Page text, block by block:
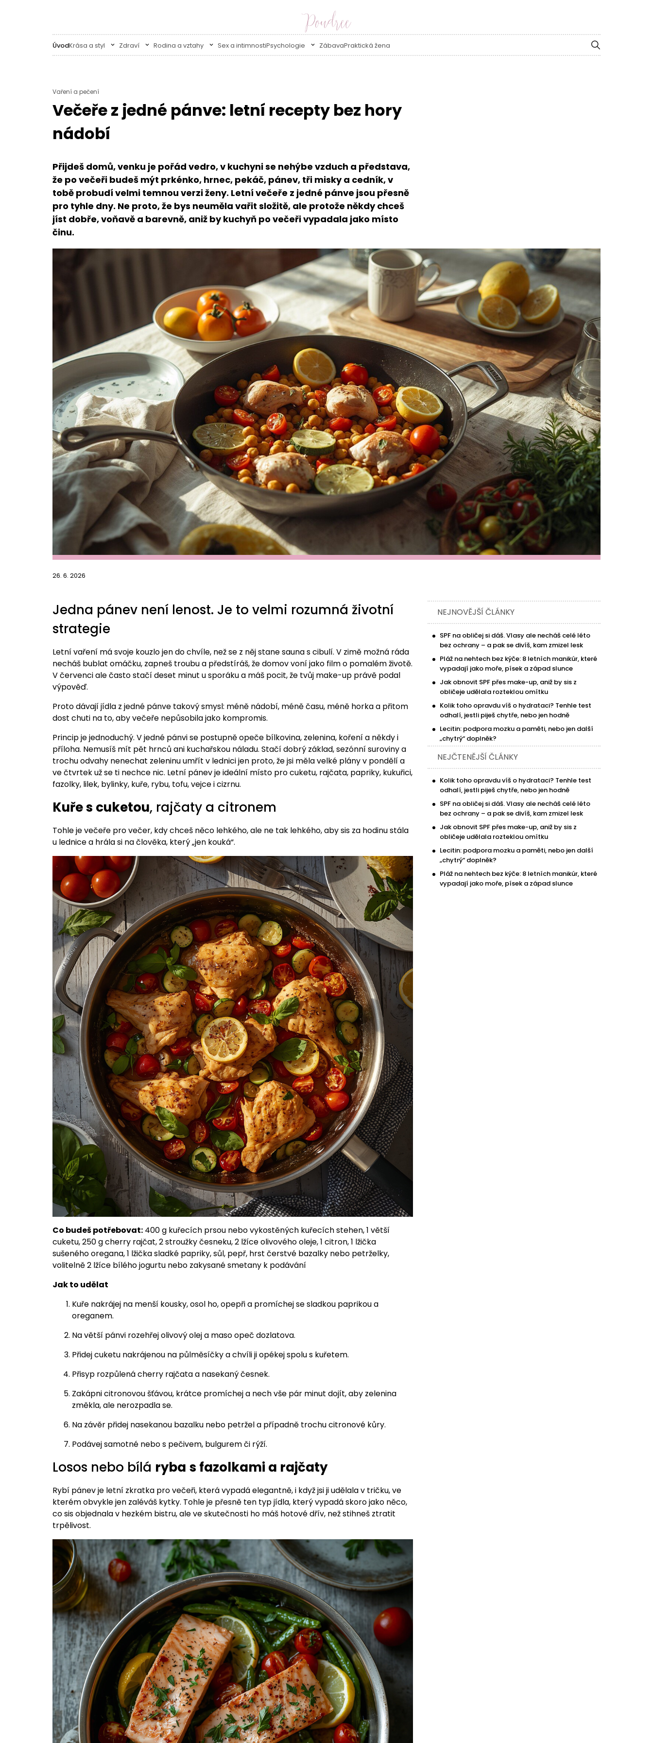
ÚvodKrása a styl Zdraví Rodina a vztahy Sex a intimnostiPsychologie ZábavaPraktická žena
Vaření a pečení
Večeře z jedné pánve: letní recepty bez hory
nádobí
Přijdeš domů, venku je pořád vedro, v kuchyni se nehýbe vzduch a představa,
že po večeři budeš mýt prkénko, hrnec, pekáč, pánev, tři misky a cedník, v
tobě probudí velmi temnou verzi ženy. Letní večeře z jedné pánve jsou přesně
pro tyhle dny. Ne proto, že bys neuměla vařit složitě, ale protože někdy chceš
jíst dobře, voňavě a barevně, aniž by kuchyň po večeři vypadala jako místo
činu.
26. 6. 2026
Jedna pánev není lenost. Je to velmi rozumná životní
strategie
Letní vaření má svoje kouzlo jen do chvíle, než se z něj stane sauna s cibulí. V zimě možná ráda
necháš bublat omáčku, zapneš troubu a předstíráš, že domov voní jako film o pomalém životě.
V červenci ale často stačí deset minut u sporáku a máš pocit, že tvůj make-up právě podal
výpověď.
Proto dávají jídla z jedné pánve takový smysl: méně nádobí, méně času, méně horka a přitom
dost chuti na to, aby večeře nepůsobila jako kompromis.
Princip je jednoduchý. V jedné pánvi se postupně opeče bílkovina, zelenina, koření a někdy i
příloha. Nemusíš mít pět hrnců ani kuchařskou náladu. Stačí dobrý základ, sezónní suroviny a
trochu odvahy nenechat zeleninu umřít v lednici jen proto, že jsi měla velké plány v pondělí a
ve čtvrtek už se ti nechce nic. Letní pánev je ideální místo pro cuketu, rajčata, papriky, kukuřici,
fazolky, lilek, bylinky, kuře, rybu, tofu, vejce i cizrnu.
Kuře s cuketou, rajčaty a citronem
Tohle je večeře pro večer, kdy chceš něco lehkého, ale ne tak lehkého, aby sis za hodinu stála
u lednice a hrála si na člověka, který „jen kouká“.
Co budeš potřebovat:400 g kuřecích prsou nebo vykostěných kuřecích stehen, 1 větší
cuketu, 250 g cherry rajčat, 2 stroužky česneku, 2 lžíce olivového oleje, 1 citron, 1 lžička
sušeného oregana, 1 lžička sladké papriky, sůl, pepř, hrst čerstvé bazalky nebo petrželky,
volitelně 2 lžíce bílého jogurtu nebo zakysané smetany k podávání
Jak to udělat
Kuře nakrájej na menší kousky, osol ho, opepři a promíchej se sladkou paprikou a
oreganem.
Na větší pánvi rozehřej olivový olej a maso opeč dozlatova.
Přidej cuketu nakrájenou na půlměsíčky a chvíli ji opékej spolu s kuřetem.
Přisyp rozpůlená cherry rajčata a nasekaný česnek.
Zakápni citronovou šťávou, krátce promíchej a nech vše pár minut dojít, aby zelenina
změkla, ale nerozpadla se.
Na závěr přidej nasekanou bazalku nebo petržel a případně trochu citronové kůry.
Podávej samotné nebo s pečivem, bulgurem či rýží.
Losos nebo bílá ryba s fazolkami a rajčaty
Rybí pánev je letní zkratka pro večeři, která vypadá elegantně, i když jsi ji udělala v tričku, ve
kterém obvykle jen zaléváš kytky. Tohle je přesně ten typ jídla, který vypadá skoro jako něco,
co sis objednala v hezkém bistru, ale ve skutečnosti ho máš hotové dřív, než stihneš ztratit
trpělivost.
NEJNOVĚJŠÍ ČLÁNKY
SPF na obličej si dáš. Vlasy ale necháš celé léto
bez ochrany – a pak se divíš, kam zmizel lesk
Pláž na nehtech bez kýče: 8 letních manikúr, které
vypadají jako moře, písek a západ slunce
Jak obnovit SPF přes make-up, aniž by sis z
obličeje udělala rozteklou omítku
Kolik toho opravdu víš o hydrataci? Tenhle test
odhalí, jestli piješ chytře, nebo jen hodně
Lecitin: podpora mozku a paměti, nebo jen další
„chytrý“ doplněk?
NEJČTENĚJŠÍ ČLÁNKY
Kolik toho opravdu víš o hydrataci? Tenhle test
odhalí, jestli piješ chytře, nebo jen hodně
SPF na obličej si dáš. Vlasy ale necháš celé léto
bez ochrany – a pak se divíš, kam zmizel lesk
Jak obnovit SPF přes make-up, aniž by sis z
obličeje udělala rozteklou omítku
Lecitin: podpora mozku a paměti, nebo jen další
„chytrý“ doplněk?
Pláž na nehtech bez kýče: 8 letních manikúr, které
vypadají jako moře, písek a západ slunce